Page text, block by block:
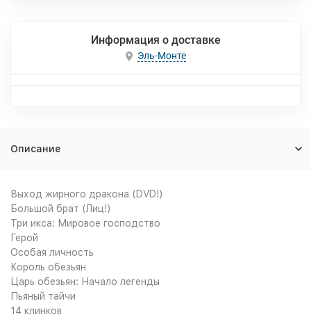
Информация о доставке
Эль-Монте
Описание
Выход жирного дракона (DVD!)
Большой брат (Лиц!)
Три икса: Мировое господство
Герой
Особая личность
Король обезьян
Царь обезьян: Начало легенды
Пьяный тайчи
14 клинков